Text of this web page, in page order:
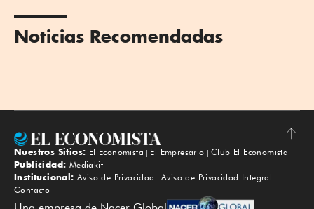
Noticias Recomendadas
Subir
Nuestros Sitios: El Economista El Empresario
Club El Economista
Publicidad: Mediakit
Institucional: Aviso de Privacidad
Aviso de Privacidad Integral
Contacto